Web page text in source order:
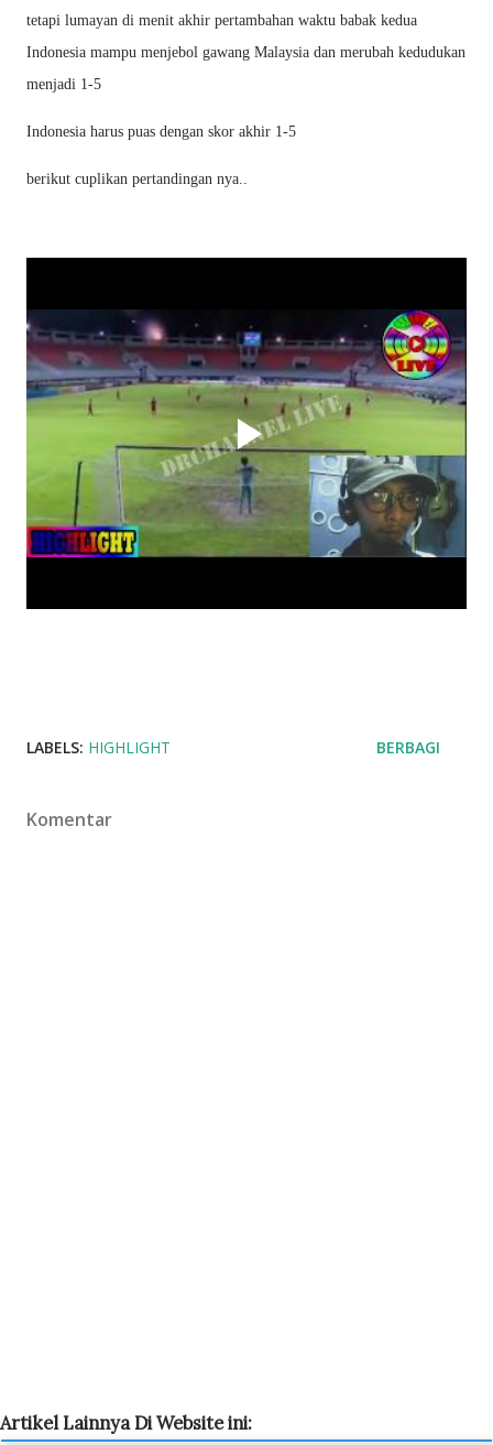
tetapi lumayan di menit akhir pertambahan waktu babak kedua
Indonesia mampu menjebol gawang Malaysia dan merubah kedudukan
menjadi 1-5
Indonesia harus puas dengan skor akhir 1-5
berikut cuplikan pertandingan nya..
LABELS: HIGHLIGHT BERBAGI
Komentar
Artikel Lainnya Di Website ini: